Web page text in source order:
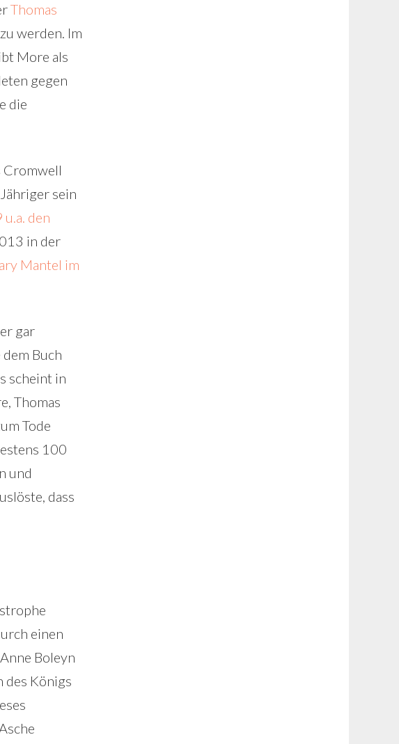
Thomas
werden. Im
More als
gegen
die
Cromwell
sein
den
in der
Mantel im
gar
Buch
scheint in
Thomas
Tode
100
und
dass
einen
Boleyn
des Königs